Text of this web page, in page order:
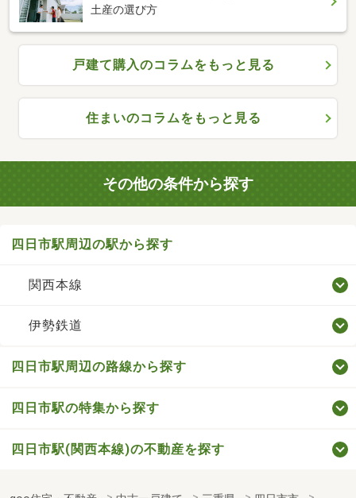
土産の選び方
戸建て購入のコラムをもっと見る
住まいのコラムをもっと見る
その他の条件から探す
四日市駅周辺の駅から探す
関西本線
伊勢鉄道
四日市駅周辺の路線から探す
四日市駅の特集から探す
四日市駅(関西本線)の不動産を探す